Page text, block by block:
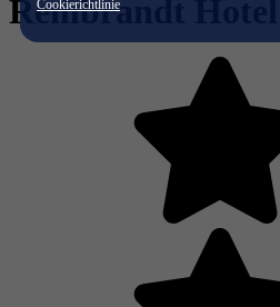
Cookierichtlinie
Rembrandt